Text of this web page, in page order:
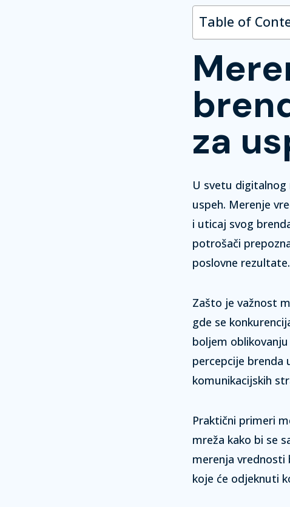
Table of
za
U svetu
uspeh. Merenje
i uticaj svog
potrošači
poslovne rezultate.
Zašto je važnost
gde se
boljem
percepcije brenda
komunikacijskih
Praktični primeri
mreža kako bi se
merenja vrednosti
koje će odjeknuti